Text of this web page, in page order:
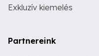
Exkluzív kiemelés
Partnereink